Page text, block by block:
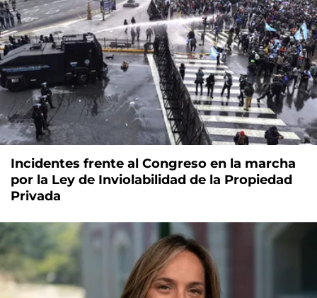
Incidentes frente al Congreso en la marcha
por la Ley de Inviolabilidad de la Propiedad
Privada